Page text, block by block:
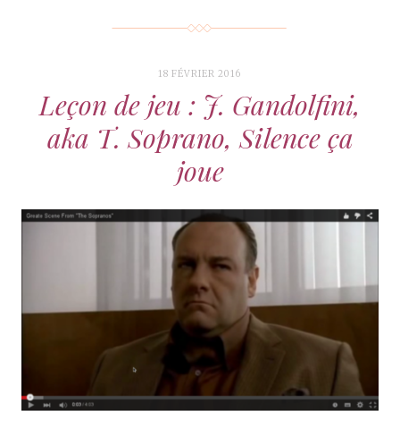
18 FÉVRIER 2016
Leçon de jeu : J. Gandolfini,
aka T. Soprano, Silence ça
joue